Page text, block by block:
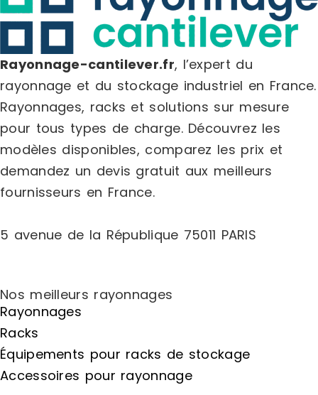
Rayonnage-cantilever.fr, l’expert du
rayonnage et du stockage industriel en France.
Rayonnages, racks et solutions sur mesure
pour tous types de charge. Découvrez les
modèles disponibles, comparez les prix et
demandez un devis gratuit aux meilleurs
fournisseurs en France.
5 avenue de la République 75011 PARIS
Nos meilleurs rayonnages
Rayonnages
Racks
Équipements pour racks de stockage
Accessoires pour rayonnage